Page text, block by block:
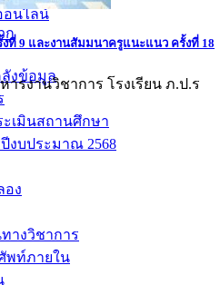
อนไลน์
ก
งข้อมูล
ะเมินสถานศึกษา
งบประมาณ 2568
อง
างวิชาการ
พท์ภายใน
ที่ 9 และงานสัมมนาครูแนะแนว ครั้งที่ 18
งานวิชาการ โรงเรียน ภ.ป.ร